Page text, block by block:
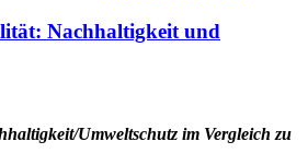
Nachhaltigkeit und
Umweltschutz im Vergleich zu